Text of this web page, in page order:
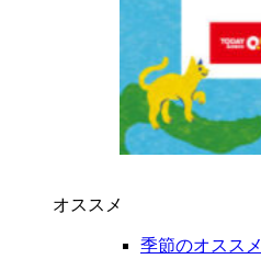
オススメ
季節のオススメ